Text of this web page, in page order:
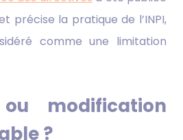
précise la pratique de l’INPI,
comme une limitation
modification
?